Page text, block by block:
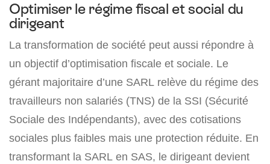
Optimiser le régime fiscal et social du
dirigeant
La transformation de société peut aussi répondre à
un objectif d’optimisation fiscale et sociale. Le
gérant majoritaire d’une SARL relève du régime des
travailleurs non salariés (TNS) de la SSI (Sécurité
Sociale des Indépendants), avec des cotisations
sociales plus faibles mais une protection réduite. En
transformant la SARL en SAS, le dirigeant devient